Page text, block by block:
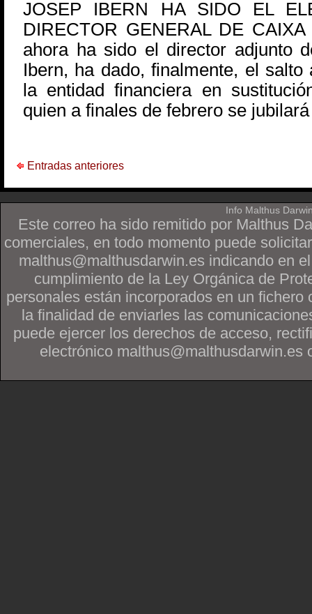
JOSEP IBERN HA SIDO EL
DIRECTOR GENERAL DE
ahora ha sido el director adjunto
Ibern, ha dado, finalmente, el
la entidad financiera en
quien a finales de febrero se
Entradas anteriores
Info Malthus
Este correo ha sido remitido por Malthus
comerciales, en todo momento puede
malthus@malthusdarwin.es indicando en
cumplimiento de la Ley Orgánica de
personales están incorporados en un
la finalidad de enviarles las
puede ejercer los derechos de acceso,
electrónico malthus@malthusdarwin.es